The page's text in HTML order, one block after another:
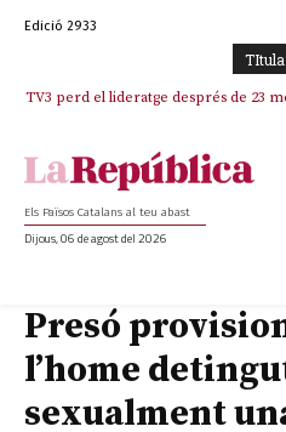
Edició 2933
TV3 perd el lideratge després de 23
Els Països Catalans al teu abast
Dijous, 06 de agost del 2026
Presó
l’home
sexualment